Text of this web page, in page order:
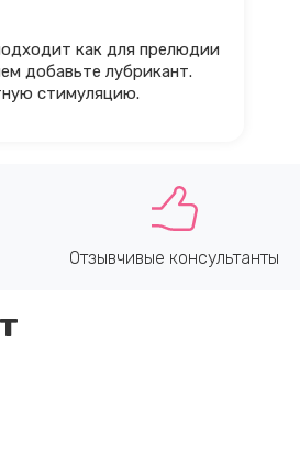
как для прелюдии
добавьте лубрикант.
стимуляцию.
Отзывчивые консультанты